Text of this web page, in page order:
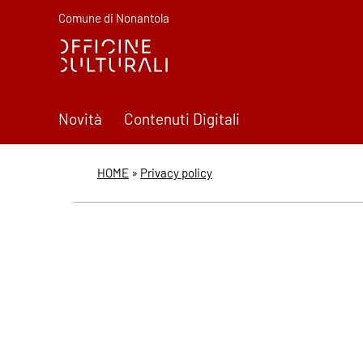
Comune di Nonantola
Novità Contenuti Digitali
Portale Museo
Privacy policy -
HOME » Privacy policy